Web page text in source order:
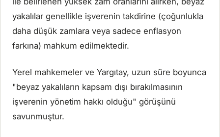
yakalılar genellikle işverenin takdirine (çoğunlukla
daha düşük zamlara veya sadece enflasyon
farkına) mahkum edilmektedir.
Yerel mahkemeler ve Yargıtay, uzun süre boyunca
"beyaz yakalıların kapsam dışı bırakılmasının
işverenin yönetim hakkı olduğu" görüşünü
savunmuştur.